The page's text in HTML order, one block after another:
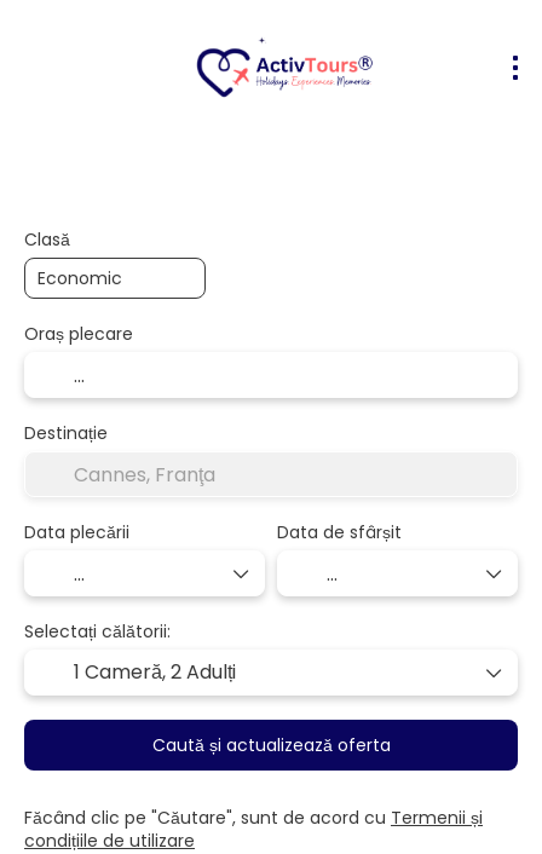
Clasă
Oraș plecare
Destinație
Data plecării Data de sfârșit
Selectați călătorii:
1 Cameră,2 Adulți
Caută și actualizează oferta
Făcând clic pe "Căutare", sunt de acord cu Termenii și
condițiile de utilizare